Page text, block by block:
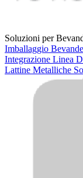
Soluzioni per
Imballaggio Bevande
Integrazione Linea
Lattine Metalliche